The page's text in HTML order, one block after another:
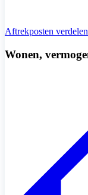
Aftrekposten verdelen
Wonen,